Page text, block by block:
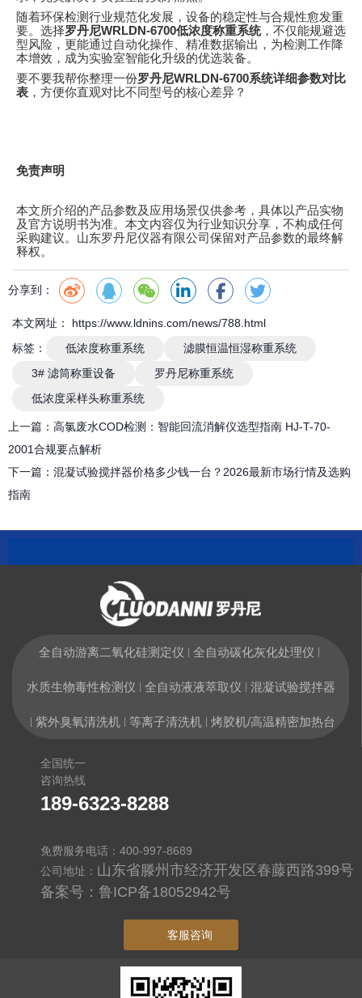
随着环保检测行业规范化发展，设备的稳定性与合规性愈发重
要。选择罗丹尼WRLDN-6700低浓度称重系统，不仅能规避选
型风险，更能通过自动化操作、精准数据输出，为检测工作降
本增效，成为实验室智能化升级的优选装备。
要不要我帮你整理一份罗丹尼WRLDN-6700系统详细参数对比
表 ，方便你直观对比不同型号的核心差异？
免责声明
本文所介绍的产品参数及应用场景仅供参考，具体以产品实物
及官方说明书为准。本文内容仅为行业知识分享，不构成任何
采购建议。山东罗丹尼仪器有限公司保留对产品参数的最终解
释权。
分享到：
本文网址： https://www.ldnins.com/news/788.html
标签：
低浓度称重系统
滤膜恒温恒湿称重系统
3# 滤筒称重设备
罗丹尼称重系统
低浓度采样头称重系统
上一篇： 高氯废水COD检测：智能回流消解仪选型指南 HJ-T-70-
2001合规要点解析
下一篇： 混凝试验搅拌器价格多少钱一台？2026最新市场行情及选购
指南
全自动游离二氧化硅测定仪 全自动碳化灰化处理仪
水质生物毒性检测仪 全自动液液萃取仪 混凝试验搅拌器
紫外臭氧清洗机 等离子清洗机 烤胶机/高温精密加热台
全国统一
咨询热线
189-6323-8288
免费服务电话：400-997-8689
公司地址： 山东省滕州市经济开发区春藤西路399号
备案号： 鲁ICP备18052942号
客服咨询